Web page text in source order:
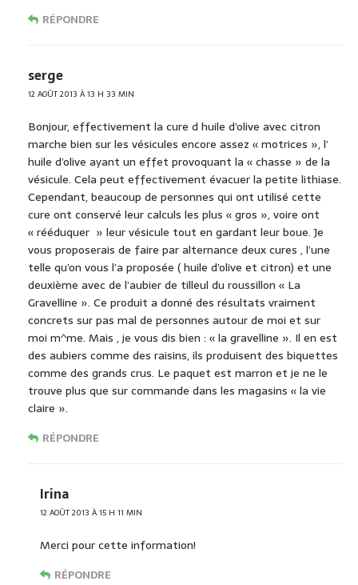
RÉPONDRE
serge
12 AOÛT 2013 À 13 H 33 MIN
Bonjour, effectivement la cure d huile d’olive avec citron
marche bien sur les vésicules encore assez « motrices », l’
huile d’olive ayant un effet provoquant la « chasse » de la
vésicule. Cela peut effectivement évacuer la petite lithiase.
Cependant, beaucoup de personnes qui ont utilisé cette
cure ont conservé leur calculs les plus « gros », voire ont
« rééduquer » leur vésicule tout en gardant leur boue. Je
vous proposerais de faire par alternance deux cures , l’une
telle qu’on vous l’a proposée ( huile d’olive et citron) et une
deuxième avec de l’aubier de tilleul du roussillon « La
Gravelline ». Ce produit a donné des résultats vraiment
concrets sur pas mal de personnes autour de moi et sur
moi m^me. Mais , je vous dis bien : « la gravelline ». Il en est
des aubiers comme des raisins, ils produisent des biquettes
comme des grands crus. Le paquet est marron et je ne le
trouve plus que sur commande dans les magasins « la vie
claire ».
RÉPONDRE
Irina
12 AOÛT 2013 À 15 H 11 MIN
Merci pour cette information!
RÉPONDRE